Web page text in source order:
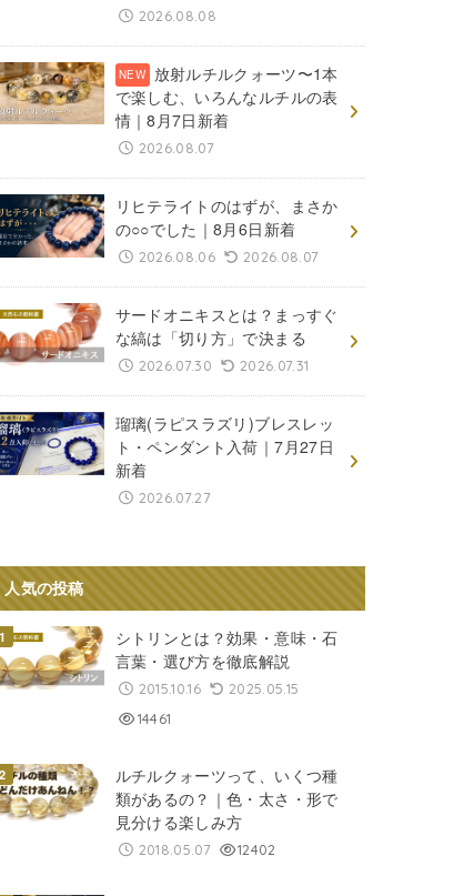
2026.08.08
放射ルチルクォーツ〜1本
で楽しむ、いろんなルチルの表
情｜8月7日新着
2026.08.07
リヒテライトのはずが、まさか
の○○でした｜8月6日新着
2026.08.06 2026.08.07
サードオニキスとは？まっすぐ
な縞は「切り方」で決まる
2026.07.30 2026.07.31
瑠璃(ラピスラズリ)ブレスレッ
ト・ペンダント入荷｜7月27日
新着
2026.07.27
人気の投稿
シトリンとは？効果・意味・石
言葉・選び方を徹底解説
2015.10.16
2025.05.15
14461
ルチルクォーツって、いくつ種
類があるの？｜色・太さ・形で
見分ける楽しみ方
2018.05.07 12402